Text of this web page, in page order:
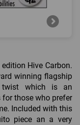
Hive Carbon.
winning flagship
which is an
those who prefer
Included with this
piece an a very